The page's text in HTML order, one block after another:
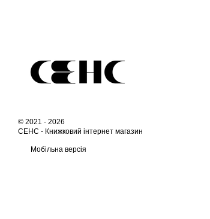
© 2021 - 2026
СЕНС - Книжковий інтернет магазин
Мобільна версія